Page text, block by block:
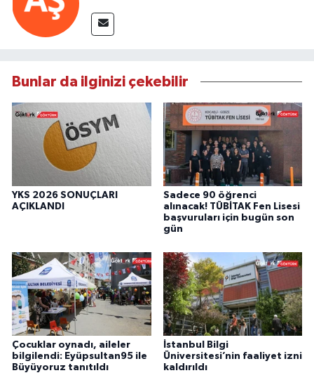
Bunlar da ilginizi çekebilir
YKS 2026 SONUÇLARI
AÇIKLANDI
Sadece 90 öğrenci
alınacak! TÜBİTAK Fen Lisesi
başvuruları için bugün son
gün
Çocuklar oynadı, aileler
bilgilendi: Eyüpsultan95 ile
Büyüyoruz tanıtıldı
İstanbul Bilgi
Üniversitesi’nin faaliyet izni
kaldırıldı